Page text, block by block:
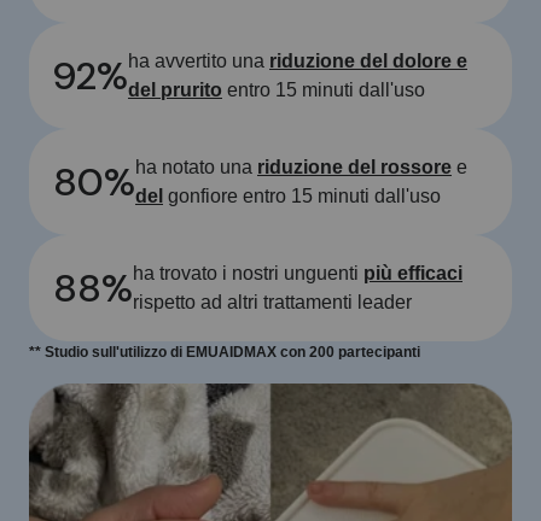
92%ha avvertito una riduzione del dolore e
del prurito entro 15 minuti dall'uso
80%ha notato una riduzione del rossore e
del gonfiore entro 15 minuti dall'uso
88%ha trovato i nostri unguenti più efficaci
rispetto ad altri trattamenti leader
** Studio sull'utilizzo di EMUAIDMAX con 200 partecipanti